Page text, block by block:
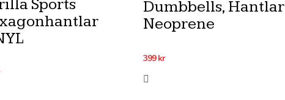
Sports
Dumbbells, Hantlar
Neoprene
399kr